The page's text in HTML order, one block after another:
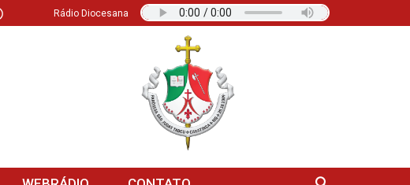
Rádio Diocesana